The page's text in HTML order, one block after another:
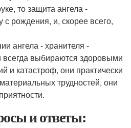
то защита ангела -
с рождения, и, скорее всего,
ангела - хранителя -
всегда выбираются здоровыми
и катастроф, они практически
трудностей, они
и ответы: